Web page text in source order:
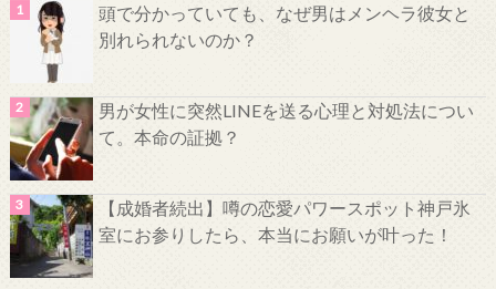
頭で分かっていても、なぜ男はメンヘラ彼女と
別れられないのか？
男が女性に突然LINEを送る心理と対処法につい
て。本命の証拠？
【成婚者続出】噂の恋愛パワースポット神戸氷
室にお参りしたら、本当にお願いが叶った！